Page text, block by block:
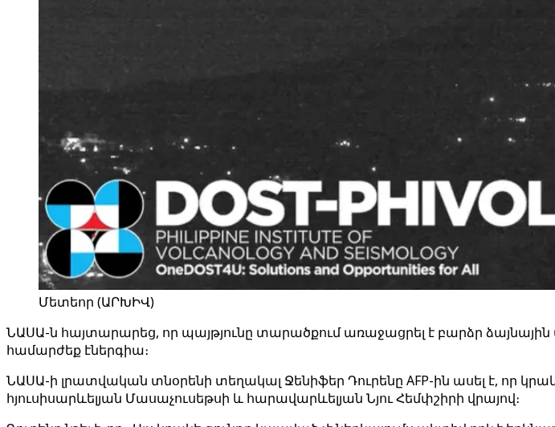
Մետեոր (ԱՐԽԻՎ)
ՆԱՍԱ-ն հայտարարեց, որ պայթյունը տարածքում առաջացրել է բարձր
համարժեք էներգիա։
ՆԱՍԱ-ի լրատվական տնօրենի տեղակալ Ջենիֆեր Դուրենը AFP-ին ասել է, որ
հյուսիսարևելյան Մասաչուսեթսի և հարավարևելյան Նյու Հեմփշիրի վրայով։